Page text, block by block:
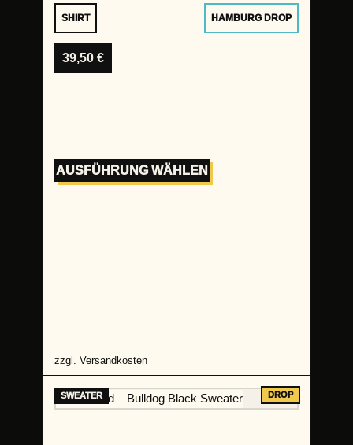
SHIRT HAMBURG DROP
39,50 €
AUSFÜHRUNG WÄHLEN
zzgl. Versandkosten